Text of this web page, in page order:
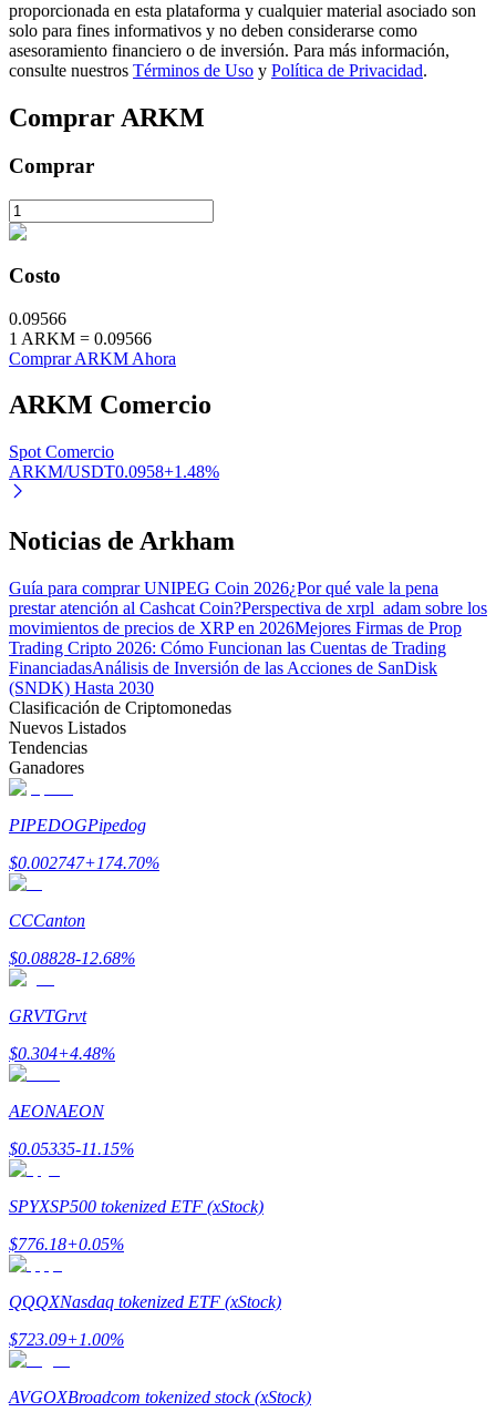
Inversión automática
Obtenga ganancias a largo plazo e intereses flexibles
Bitrue
Bitrue Partners
Afiliados de Bitrue
¡Hasta un 65% de comisiones!
Referencia
Invita a un amigo para recibir recompensas en efectivo
BTC Welcome Rewards
proporcionada en esta plataforma y cualquier material asociado son
solo para fines informativos y no deben considerarse como
asesoramiento financiero o de inversión. Para más información,
consulte nuestros Términos de Uso y Política de Privacidad.
Comprar ARKM
Comprar
Costo
0.09566
1 ARKM = 0.09566
Comprar ARKM Ahora
ARKM Comercio
Spot Comercio
ARKM/USDT0.0958+1.48%
Noticias de Arkham
Guía para comprar UNIPEG Coin 2026¿Por qué vale la pena
prestar atención al Cashcat Coin?Perspectiva de xrpl_adam sobre los
movimientos de precios de XRP en 2026Mejores Firmas de Prop
Trading Cripto 2026: Cómo Funcionan las Cuentas de Trading
FinanciadasAnálisis de Inversión de las Acciones de SanDisk
(SNDK) Hasta 2030
Clasificación de Criptomonedas
Nuevos Listados
Tendencias
Ganadores
PIPEDOGPipedog
$0.002747+174.70%
CCCanton
$0.08828-12.68%
GRVTGrvt
$0.304+4.48%
AEONAEON
$0.05335-11.15%
SPYXSP500 tokenized ETF (xStock)
$776.18+0.05%
QQQXNasdaq tokenized ETF (xStock)
$723.09+1.00%
AVGOXBroadcom tokenized stock (xStock)